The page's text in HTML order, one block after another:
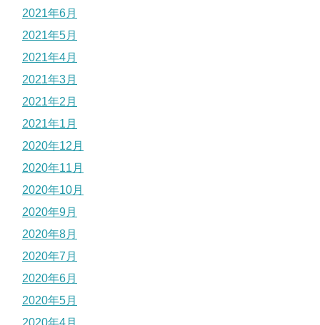
2021年6月
2021年5月
2021年4月
2021年3月
2021年2月
2021年1月
2020年12月
2020年11月
2020年10月
2020年9月
2020年8月
2020年7月
2020年6月
2020年5月